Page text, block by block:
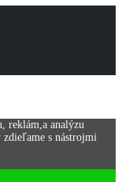
reklám,a analýzu
zdieľame s nástrojmi